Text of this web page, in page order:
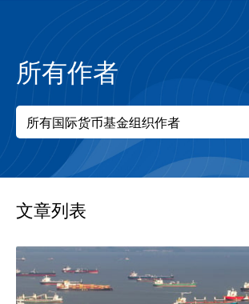
所有作者
所有国际货币基金组织作者
文章列表